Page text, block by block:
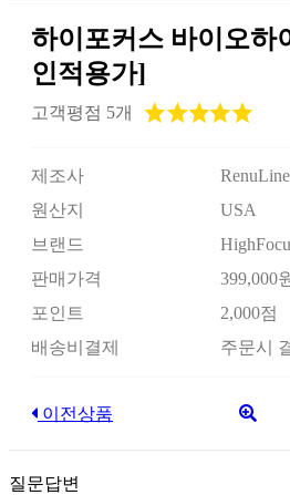
하이포커스 바이오하
인적용가]
고객평점 5개
제조사
원산지
USA
브랜드
판매가격
399,000
포인트
2,000점
배송비결제
주문시
이전상품
질문답변